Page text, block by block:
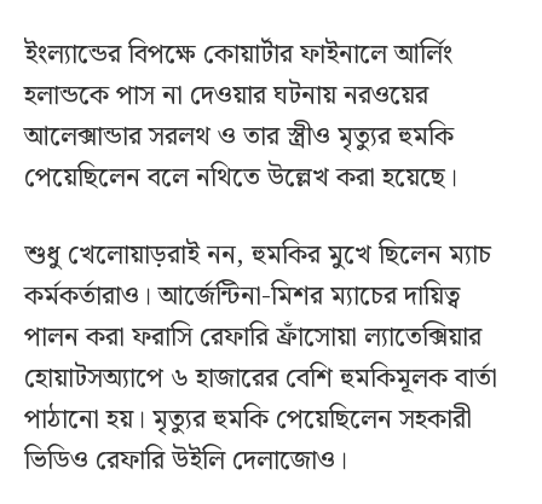
ইংল্যান্ডের বিপক্ষে কোয়ার্টার ফাইনালে আর্লিং
হলান্ডকে পাস না দেওয়ার ঘটনায় নরওয়ের
আলেক্সান্ডার সরলথ ও তার স্ত্রীও মৃত্যুর হুমকি
পেয়েছিলেন বলে নথিতে উল্লেখ করা হয়েছে।
শুধু খেলোয়াড়রাই নন, হুমকির মুখে ছিলেন ম্যাচ
কর্মকর্তারাও। আর্জেন্টিনা-মিশর ম্যাচের দায়িত্ব
পালন করা ফরাসি রেফারি ফ্রাঁসোয়া ল্যাতেক্সিয়ার
হোয়াটসঅ্যাপে ৬ হাজারের বেশি হুমকিমূলক বার্তা
পাঠানো হয়। মৃত্যুর হুমকি পেয়েছিলেন সহকারী
ভিডিও রেফারি উইলি দেলাজোও।